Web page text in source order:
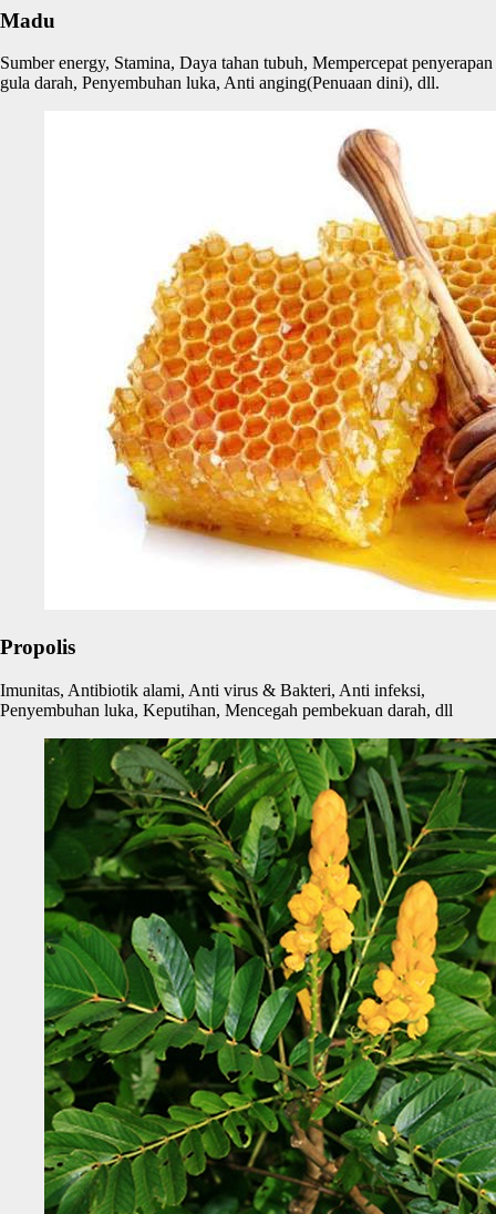
Madu
Sumber energy, Stamina, Daya tahan tubuh, Mempercepat penyerapan
gula darah, Penyembuhan luka, Anti anging(Penuaan dini), dll.
Propolis
Imunitas, Antibiotik alami, Anti virus & Bakteri, Anti infeksi,
Penyembuhan luka, Keputihan, Mencegah pembekuan darah, dll